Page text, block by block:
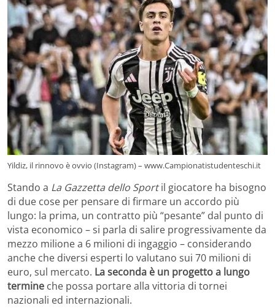
Yildiz, il rinnovo è ovvio (Instagram) – www.Campionatistudenteschi.it
Stando a La Gazzetta dello Sportil giocatore ha bisogno
di due cose per pensare di firmare un accordo più
lungo: la prima, un contratto più “pesante” dal punto di
vista economico – si parla di salire progressivamente da
mezzo milione a 6 milioni di ingaggio – considerando
anche che diversi esperti lo valutano sui 70 milioni di
euro, sul mercato. La seconda è un progetto a lungo
termine che possa portare alla vittoria di tornei
nazionali ed internazionali.